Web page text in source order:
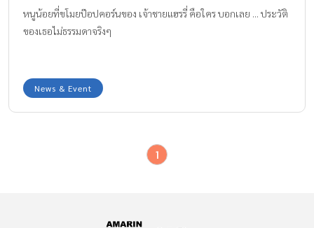
หนูน้อยที่ขโมยป๊อปคอร์นของ เจ้าชายแฮรรี่ คือใคร บอกเลย ... ประวัติ
ของเธอไม่ธรรมดาจริงๆ
News & Event
1